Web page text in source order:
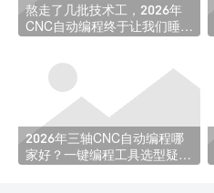
熬走了几批技术工，2026年
CNC自动编程终于让我们睡上
2026年三轴CNC自动编程哪
家好？一键编程工具选型疑问